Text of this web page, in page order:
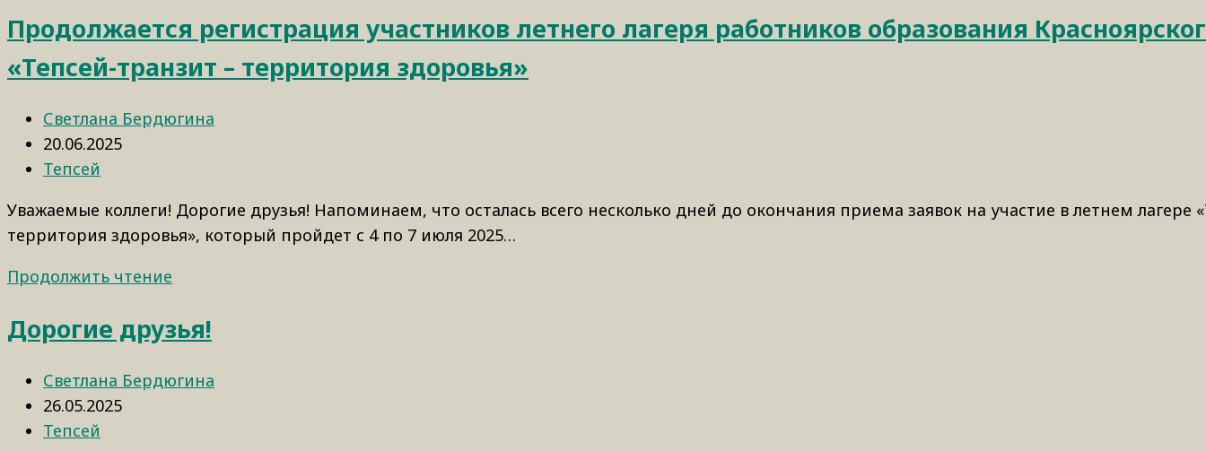
Продолжается регистрация участников летнего лагеря работников образования
«Тепсей-транзит – территория здоровья»
Светлана Бердюгина
20.06.2025
Тепсей
Уважаемые коллеги! Дорогие друзья! Напоминаем, что осталась всего несколько дней до окончания приема заявок на участие в летнем лагере
территория здоровья», который пройдет с 4 по 7 июля 2025…
Продолжить чтение
Дорогие друзья!
Светлана Бердюгина
26.05.2025
Тепсей